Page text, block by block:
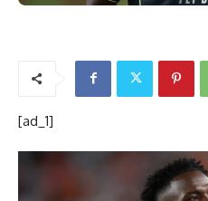
[ad_1]